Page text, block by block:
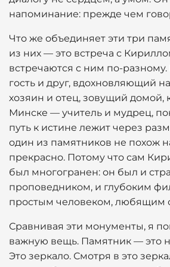
напоминание: прежде чем
Что же объединяет эти три
из них — это встреча с
встречаются с ним по-
гость и друг, вдохновляющий
хозяин и отец, зовущий домой,
Минске — учитель и мудрец,
путь к истине лежит через
один из памятников не похож
прекрасно. Потому что сам
был многогранен: он был и
проповедником, и глубоким
простым человеком, любящим
Сравнивая эти монументы, я
важную вещь. Памятник — это
Это зеркало. Смотря в это